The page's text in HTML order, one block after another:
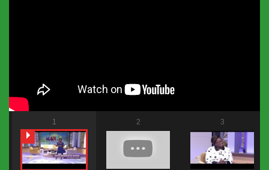
1 2 3